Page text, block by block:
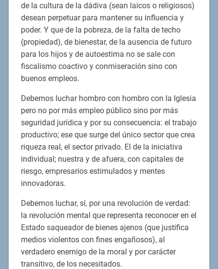
de la cultura de la dádiva (sean laicos o religiosos)
desean perpetuar para mantener su influencia y
poder. Y que de la pobreza, de la falta de techo
(propiedad), de bienestar, de la ausencia de futuro
para los hijos y de autoestima no se sale con
fiscalismo coactivo y conmiseración sino con
buenos empleos.
Debemos luchar hombro con hombro con la Iglesia
pero no por más empleo público sino por más
seguridad jurídica y por su consecuencia: el trabajo
productivo; ese que surge del único sector que crea
riqueza real, el sector privado. El de la iniciativa
individual; nuestra y de afuera, con capitales de
riesgo, empresarios estimulados y mentes
innovadoras.
Debemos luchar, sí, por una revolución de verdad:
la revolución mental que representa reconocer en el
Estado saqueador de bienes ajenos (que justifica
medios violentos con fines engañosos), al
verdadero enemigo de la moral y por carácter
transitivo, de los necesitados.